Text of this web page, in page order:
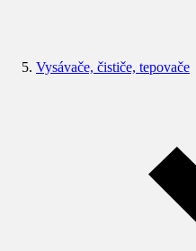
Vysávače, čističe, tepovače